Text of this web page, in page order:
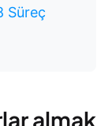
Süreç
almak